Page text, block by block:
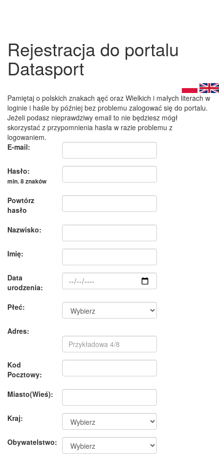
Rejestracja do portalu
Datasport
Pamiętaj o polskich znakach ąęć oraz Wielkich i małych literach w
loginie i haśle by później bez problemu zalogować się do portalu.
Jeżeli podasz nieprawdziwy email to nie będziesz mógł
skorzystać z przypomnienia hasła w razie problemu z
logowaniem.
E-mail:
Hasło:
min. 8 znaków
Powtórz
hasło
Nazwisko:
Imię:
Data
urodzenia:
Płeć:
Adres:
Kod
Pocztowy:
Miasto(Wieś):
Kraj:
Obywatelstwo: